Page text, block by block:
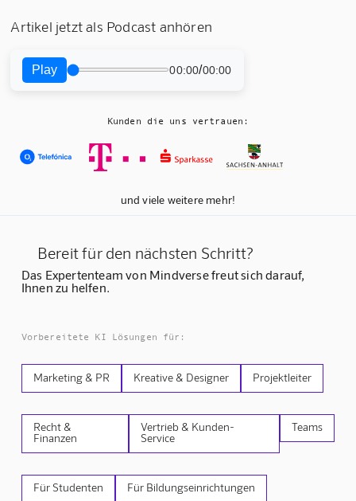
Artikel jetzt als Podcast anhören
Play 00:00/00:00
Kunden die uns vertrauen:
und viele weitere mehr!
Bereit für den nächsten Schritt?
Das Expertenteam von Mindverse freut sich darauf,
Ihnen zu helfen.
Vorbereitete KI Lösungen für:
Marketing & PR Kreative & Designer Projektleiter
Recht &
Finanzen
Vertrieb & Kunden-
Service
Teams
Für Studenten Für Bildungseinrichtungen